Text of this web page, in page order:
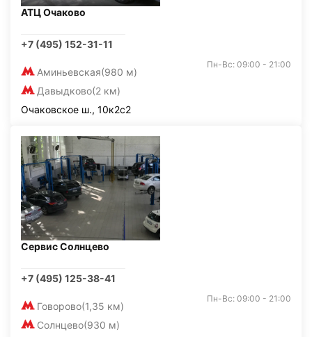
АТЦ Очаково
+7 (495) 152-31-11
Аминьевская(980 м)
Давыдково(2 км)
Пн-Вс: 09:00 - 21:00
Очаковское ш., 10к2с2
Сервис Солнцево
+7 (495) 125-38-41
Говорово(1,35 км)
Солнцево(930 м)
Пн-Вс: 09:00 - 21:00